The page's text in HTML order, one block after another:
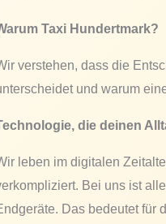
Taxi Hundertmark?
verstehen, dass die
und warum
die deinen
leben im digitalen
Bei uns ist
Das bedeutet für